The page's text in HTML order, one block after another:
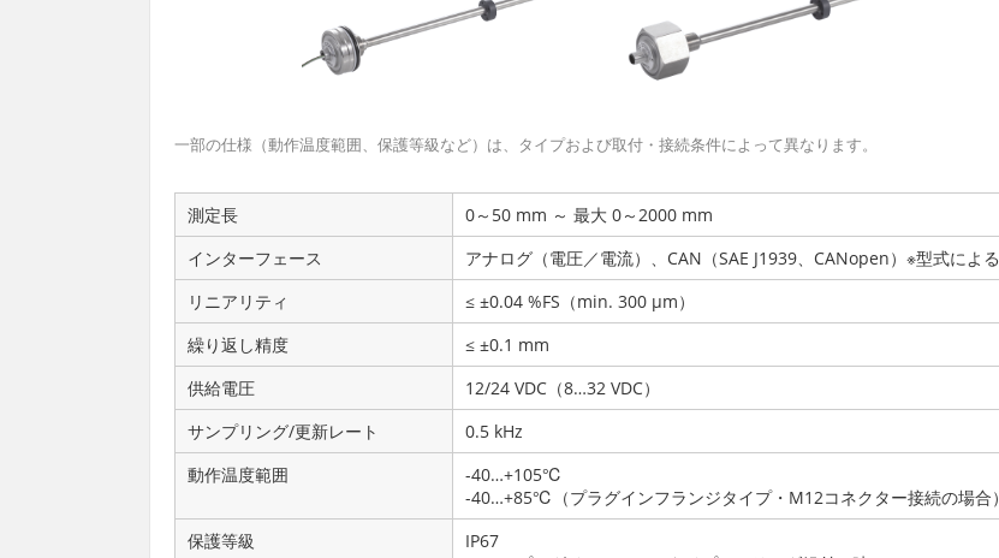
一部の仕様（動作温度範囲、保護等級など）は、タイプおよび取付・接続条件によって異なります。
測定長
0～50 mm ～ 最大 0～2000 mm
インターフェース
アナログ（電圧／電流）、CAN（SAE J1939、CANopen）※型式による
リニアリティ
≤ ±0.04 %FS（min. 300 µm）
繰り返し精度
≤ ±0.1 mm
供給電圧
12/24 VDC（8…32 VDC）
サンプリング/更新レート
0.5 kHz
動作温度範囲
-40…+105℃
-40…+85℃（プラグインフランジタイプ・M12コネクター接続の場合）
保護等級
IP67